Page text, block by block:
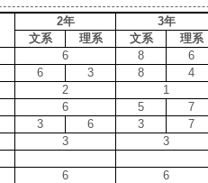
2年
3年
文系
理系 文系
理系
6 8
6
6 3 8
4
2
1
6 5
7
3 6 3
7
3
3
6
6